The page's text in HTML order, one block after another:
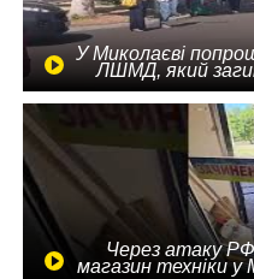
У Миколаєві
ЛШМД, який
Через атаку
магазин техніки у